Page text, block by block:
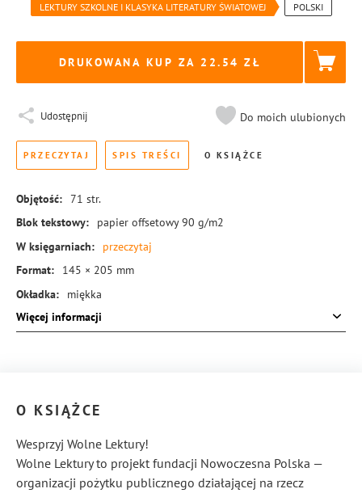
LEKTURY SZKOLNE I KLASYKA LITERATURY ŚWIATOWEJ POLSKI
DRUKOWANA KUP ZA 22.54
Udostępnij Do moich ulubionych
PRZECZYTAJ SPIS TREŚCI O KSIĄŻCE
Objętość: 71 str.
Blok tekstowy:
papier offsetowy 90 g/m2
W księgarniach:
przeczytaj
Format:
145 × 205 mm
Okładka:
miękka
Rodzaj oprawy: blok klejony
Więcej informacji
O KSIĄŻCE
Wesprzyj Wolne Lektury!
Wolne Lektury to projekt fundacji Nowoczesna Polska —
organizacji pożytku publicznego działającej na rzecz